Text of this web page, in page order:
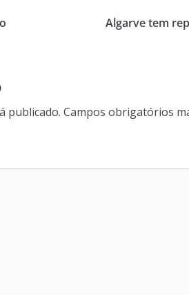
Algarve tem
publicado. Campos obrigatórios